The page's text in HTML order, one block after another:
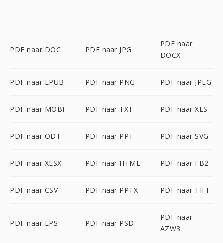
PDF naar DOC PDF naar JPG
PDF naar
DOCX
PDF naar EPUB PDF naar PNG PDF naar JPEG
PDF naar MOBI PDF naar TXT PDF naar XLS
PDF naar ODT PDF naar PPT PDF naar SVG
PDF naar XLSX PDF naar HTML PDF naar FB2
PDF naar CSV PDF naar PPTX PDF naar TIFF
PDF naar EPS PDF naar PSD
PDF naar
AZW3